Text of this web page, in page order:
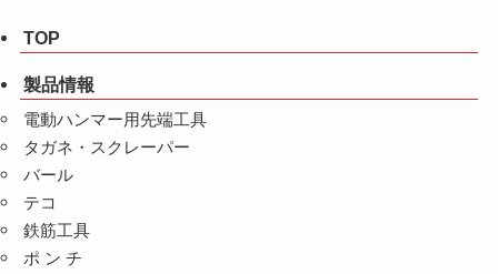
TOP
製品情報
電動ハンマー用先端工具
タガネ・スクレーパー
バール
テコ
鉄筋工具
ポ ン チ